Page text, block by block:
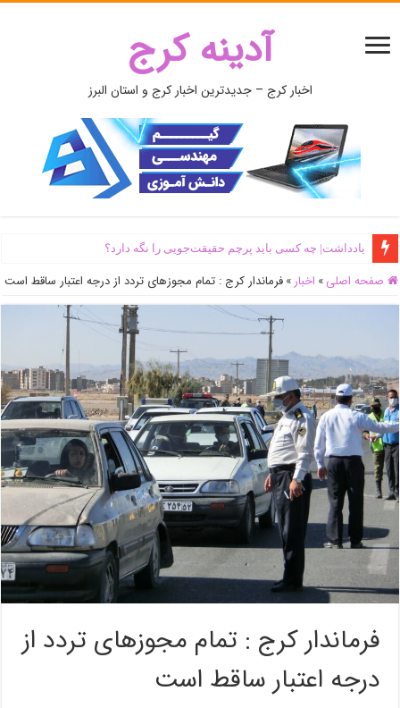
آدینه کرج
اخبار کرج – جدیدترین اخبار کرج و استان البرز
یادداشت| ‌چه کسی باید پرچم حقیقت‌جویی را نگه دارد؟
صفحه اصلی » اخبار » فرماندار کرج : تمام مجوزهای تردد از درجه اعتبار ساقط است
فرماندار کرج : تمام مجوزهای تردد از
درجه اعتبار ساقط است